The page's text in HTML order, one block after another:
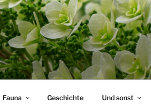
Fauna Geschichte Und sonst